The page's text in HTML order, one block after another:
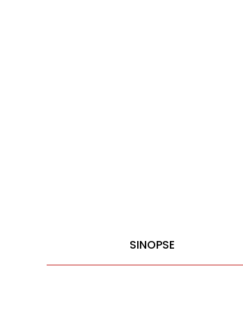
SINOPSE